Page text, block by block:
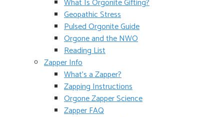
What Is Orgonite Gifting?
Geopathic Stress
Pulsed Orgonite Guide
Orgone and the NWO
Reading List
Zapper Info
What’s a Zapper?
Zapping Instructions
Orgone Zapper Science
Zapper FAQ